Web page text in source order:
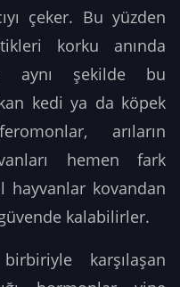
çeker. Bu yüzden
korku anında
aynı şekilde bu
kedi ya da köpek
arıların
hemen fark
hayvanlar kovandan
kalabilirler.
karşılaşan